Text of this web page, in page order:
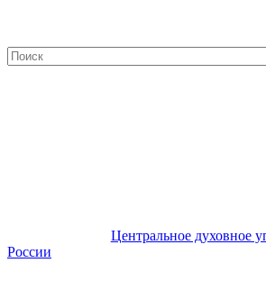
Центральное духовное
России